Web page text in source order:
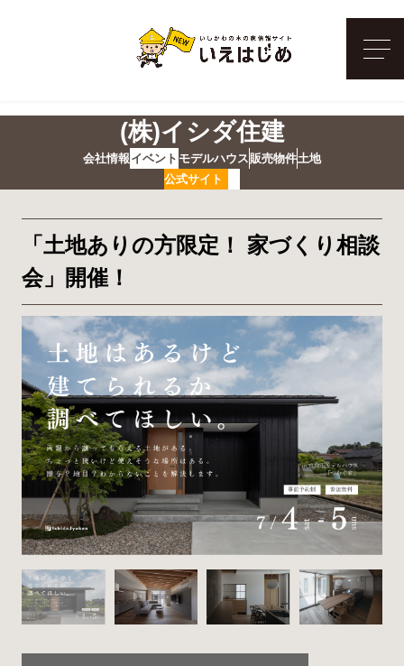
メ
(株)イシダ住建
会社情報 イベント モデルハウス販売物件土地
公式サイト
「土地ありの方限定！ 家づくり相談
会」開催！